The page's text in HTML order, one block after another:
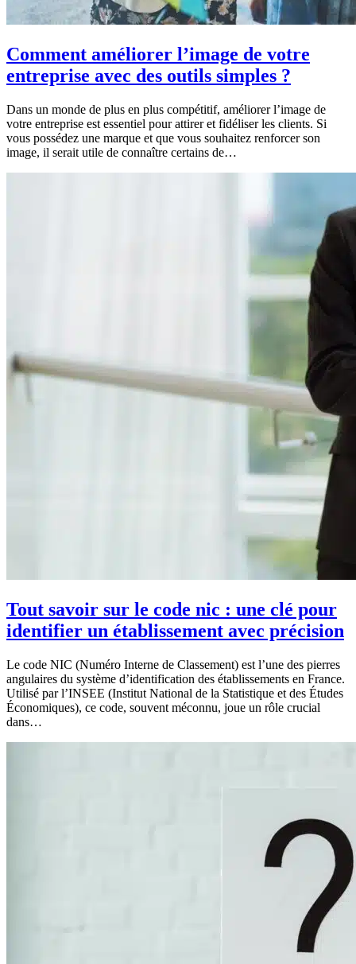
Comment améliorer l’image de votre
entreprise avec des outils simples ?
Dans un monde de plus en plus compétitif, améliorer l’image de
votre entreprise est essentiel pour attirer et fidéliser les clients. Si
vous possédez une marque et que vous souhaitez renforcer son
image, il serait utile de connaître certains de…
Tout savoir sur le code nic : une clé pour
identifier un établissement avec précision
Le code NIC (Numéro Interne de Classement) est l’une des pierres
angulaires du système d’identification des établissements en France.
Utilisé par l’INSEE (Institut National de la Statistique et des Études
Économiques), ce code, souvent méconnu, joue un rôle crucial
dans…